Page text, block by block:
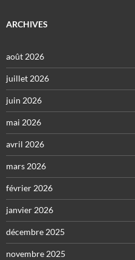
ARCHIVES
août 2026
juillet 2026
juin 2026
mai 2026
avril 2026
mars 2026
février 2026
janvier 2026
décembre 2025
novembre 2025